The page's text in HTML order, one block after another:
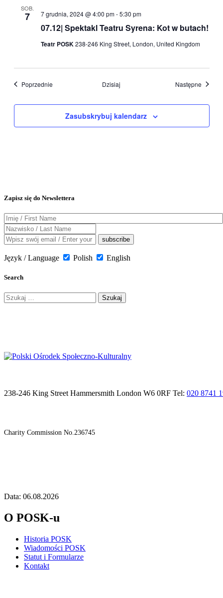
SOB.
7
07.12| Spektakl Teatru Syrena: Kot w butach!
7 grudnia, 2024 @ 4:00 pm-5:30 pm
Teatr POSK238-246 King Street, London, United Kingdom
PoprzednieWydarzenia Dzisiaj Następne
Zasubskrybuj kalendarz
Zapisz się do Newslettera
Język / Language Polish English
Search
Szukaj:
238-246 King Street Hammersmith London W6 0RF Tel: 020 8741
Charity Commission No.236745
Data: 06.08.2026
O POSK-u
Historia POSK
Wiadomości POSK
Statut i Formularze
Kontakt